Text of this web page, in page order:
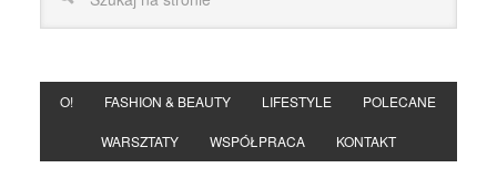
O! FASHION & BEAUTY LIFESTYLE POLECANE
WARSZTATY WSPÓŁPRACA KONTAKT